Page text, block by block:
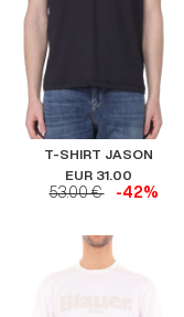
T-SHIRT JASON
EUR 31.00
53.00 € -42%